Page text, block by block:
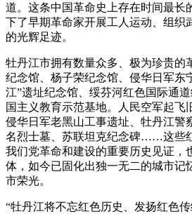
道。这条中国革命史上存在时间最长
下了早期革命家开展工人运动、组织
的光辉足迹。
牡丹江市拥有数量众多、极为珍贵的
纪念馆、杨子荣纪念馆、侵华日军东
江”遗址纪念馆、绥芬河红色国际通
国主义教育示范基地。人民空军起飞
侵华日军老黑山工事遗址、牡丹江警
名烈士墓、苏联坦克纪念碑……这些
我们党革命和建设的重要历史见证，
体，如今已固化出独一无二的城市记
市荣光。
“牡丹江将不忘红色历史、发扬红色